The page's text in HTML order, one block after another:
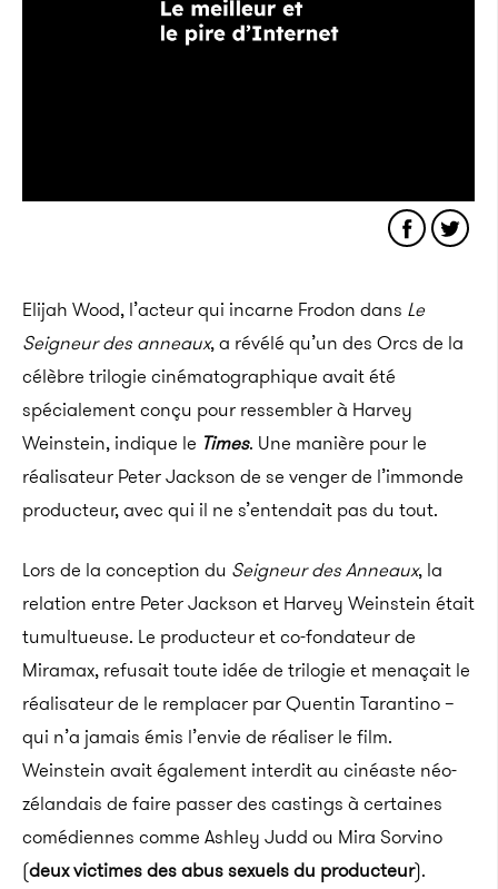
Elijah Wood, l’acteur qui incarne Frodon dans Le
Seigneur des anneaux, a révélé qu’un des Orcs de la
célèbre trilogie cinématographique avait été
spécialement conçu pour ressembler à Harvey
Weinstein, indique le Times. Une manière pour le
réalisateur Peter Jackson de se venger de l’immonde
producteur, avec qui il ne s’entendait pas du tout.
Lors de la conception du Seigneur des Anneaux, la
relation entre Peter Jackson et Harvey Weinstein était
tumultueuse. Le producteur et co-fondateur de
Miramax, refusait toute idée de trilogie et menaçait le
réalisateur de le remplacer par Quentin Tarantino –
qui n’a jamais émis l’envie de réaliser le film.
Weinstein avait également interdit au cinéaste néo-
zélandais de faire passer des castings à certaines
comédiennes comme Ashley Judd ou Mira Sorvino
(deux victimes des abus sexuels du producteur).